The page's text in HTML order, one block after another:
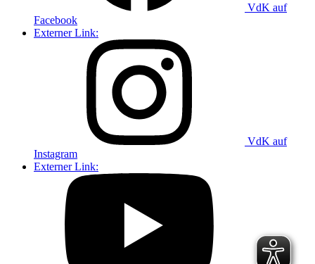
VdK auf
Facebook
Externer Link:
VdK auf
Instagram
Externer Link: